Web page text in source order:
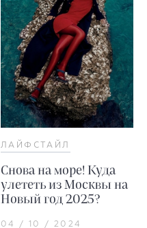
ЛАЙФСТАЙЛ
Снова на море! Куда
улететь из Москвы на
Новый год 2025?
04 / 10 / 2024